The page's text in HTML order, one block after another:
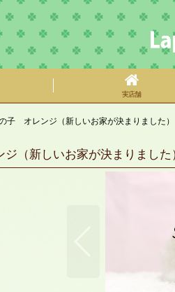
実店舗
子 オレンジ（新しいお家が決まりました）
（新しいお家が決まりました